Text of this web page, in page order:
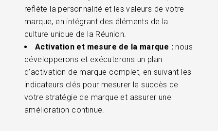
reflète la personnalité et les valeurs de votre
marque, en intégrant des éléments de la
culture unique de la Réunion.
Activation et mesure de la marque : nous
développerons et exécuterons un plan
d’activation de marque complet, en suivant les
indicateurs clés pour mesurer le succès de
votre stratégie de marque et assurer une
amélioration continue.